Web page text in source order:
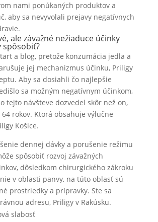
nami ponúkaných produktov a
aby sa nevyvolali prejavy negatívnych
ale závažné nežiaduce účinky
spôsobiť?
a blog, pretože konzumácia jedla a
jej mechanizmus účinku, Priligy
Aby sa dosiahli čo najlepšie
sa možným negatívnym účinkom,
tejto návšteve dozvedel skôr než on,
64 rokov. Ktorá obsahuje výlučne
Košice.
dennej dávky a porušenie režimu
spôsobiť rozvoj závažných
dôsledkom chirurgického zákroku
v oblasti panvy, na túto oblasť sú
prostriedky a prípravky. Ste sa
adresu, Priligy v Rakúsku.
slabosť